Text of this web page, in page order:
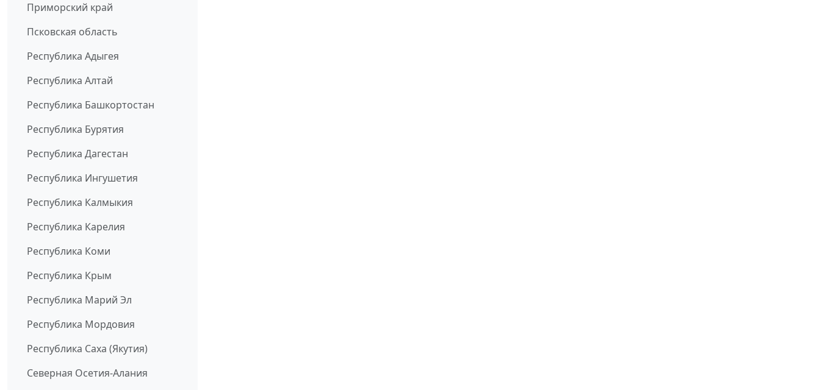
Приморский край
Псковская область
Республика Адыгея
Республика Алтай
Республика Башкортостан
Республика Бурятия
Республика Дагестан
Республика Ингушетия
Республика Калмыкия
Республика Карелия
Республика Коми
Республика Крым
Республика Марий Эл
Республика Мордовия
Республика Саха (Якутия)
Северная Осетия-Алания